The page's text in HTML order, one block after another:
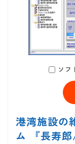
ソフ
港湾施設の
ム 『長寿郎